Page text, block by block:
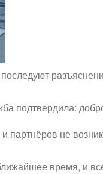
подтвердила:
партнёров не
время, и